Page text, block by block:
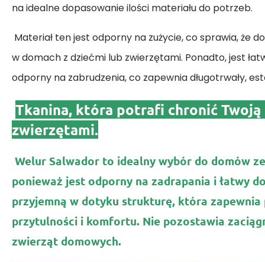
na idealne dopasowanie ilości materiału do potrzeb.
Materiał ten jest odporny na zużycie, co sprawia, że
w domach z dziećmi lub zwierzętami. Ponadto, jest
odporny na zabrudzenia, co zapewnia długotrwały,
Tkanina, która potrafi chronić
zwierzętami.
Welur Salwador to idealny wybór do domów
ponieważ jest odporny na zadrapania i łatwy
przyjemną w dotyku strukturę, która zapewnia
przytulności i komfortu. Nie pozostawia
zwierząt domowych.